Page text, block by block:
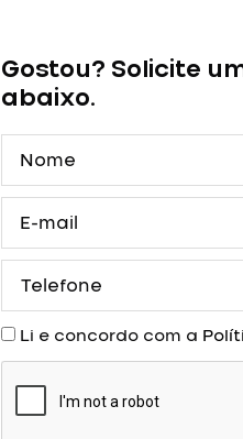
Gostou? Solicite
abaixo.
Aceite
Li e concordo com a